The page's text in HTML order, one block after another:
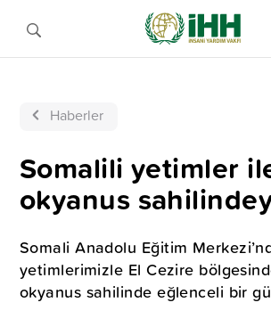
Haberler
Somalili yetimler
okyanus
Somali Anadolu Eğitim
yetimlerimizle El Cezire
okyanus sahilinde eğlenceli bir